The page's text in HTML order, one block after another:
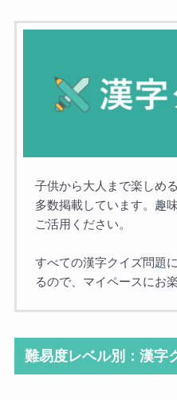
子供から大人まで楽しめ
多数掲載しています。趣
ご活用ください。
すべての漢字クイズ問題
るので、マイペースにお
難易度レベル別：漢字